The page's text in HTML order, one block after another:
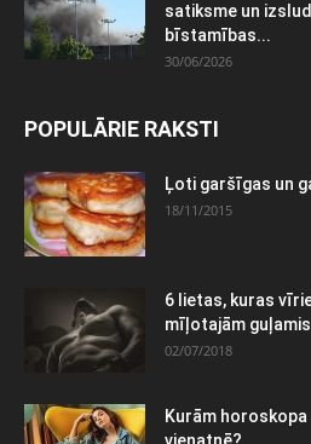
satiksme un
bīstamības...
30/06/2026
POPULĀRIE RAKSTI
Ļoti garšīgas un
18/11/2015
6 lietas, kuras
mīļotajām
02/07/2018
Kurām